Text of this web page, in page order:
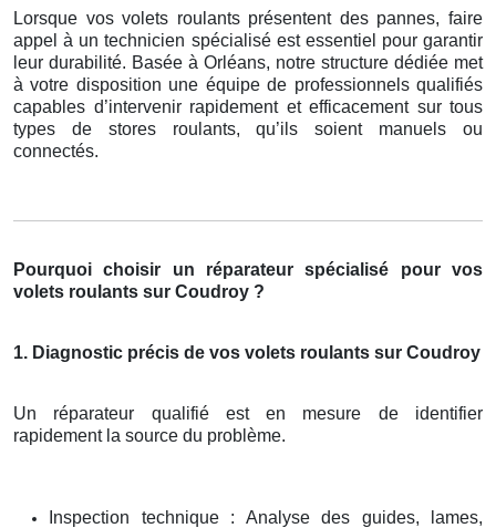
Lorsque vos volets roulants présentent des pannes, faire
appel à un technicien spécialisé est essentiel pour garantir
leur durabilité. Basée à Orléans, notre structure dédiée met
à votre disposition une équipe de professionnels qualifiés
capables d’intervenir rapidement et efficacement sur tous
types de stores roulants, qu’ils soient manuels ou
connectés.
Pourquoi choisir un réparateur spécialisé pour vos
volets roulants sur Coudroy ?
1. Diagnostic précis de vos volets roulants sur Coudroy
Un réparateur qualifié est en mesure de identifier
rapidement la source du problème.
Inspection technique : Analyse des guides, lames,